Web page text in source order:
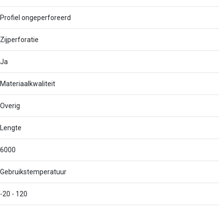
Profiel ongeperforeerd
Zijperforatie
Ja
Materiaalkwaliteit
Overig
Lengte
6000
Gebruikstemperatuur
-20 - 120